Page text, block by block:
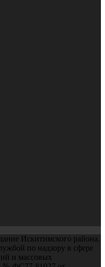
Искитимского района.
по надзору в сфере
и массовых